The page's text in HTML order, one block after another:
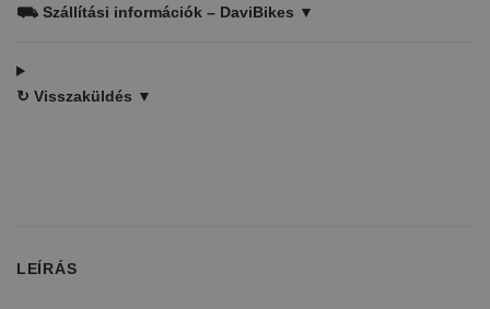
⛟ Szállítási információk – DaviBikes ▼
↻ Visszaküldés ▼
LEÍRÁS